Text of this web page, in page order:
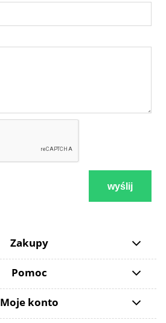
wyślij
Zakupy
Pomoc
Moje konto